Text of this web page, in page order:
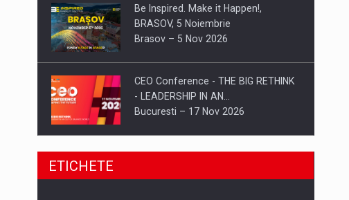
Be Inspired. Make it Happen!,
BRASOV, 5 Noiembrie
Brasov – 5 Nov 2026
CEO Conference - THE BIG RETHINK
- LEADERSHIP IN AN…
Bucuresti – 17 Nov 2026
Be Inspired. Make it Happen!, CLUJ, 9
ETICHETE